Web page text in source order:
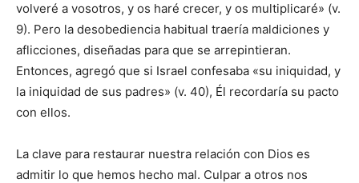
volveré a vosotros, y os haré crecer, y os multiplicaré» (v.
9). Pero la desobediencia habitual traería maldiciones y
aflicciones, diseñadas para que se arrepintieran.
Entonces, agregó que si Israel confesaba «su iniquidad, y
la iniquidad de sus padres» (v. 40), Él recordaría su pacto
con ellos.
La clave para restaurar nuestra relación con Dios es
admitir lo que hemos hecho mal. Culpar a otros nos